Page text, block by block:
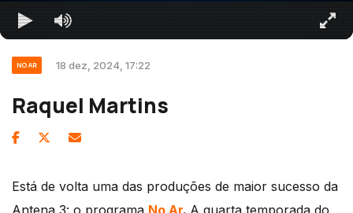
NO AR 18 dez, 2024, 17:22
Raquel Martins
Está de volta uma das produções de maior sucesso da